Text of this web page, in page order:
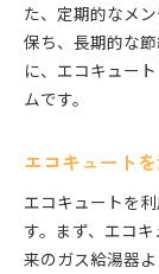
た、定期的なメ
保ち、長期的な
に、エコキュー
ムです。
エコキュート
エコキュートを
す。まず、エコ
来のガス給湯器